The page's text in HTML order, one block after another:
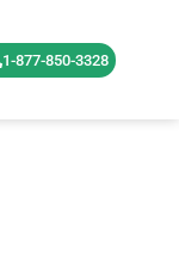
1-877-850-3328